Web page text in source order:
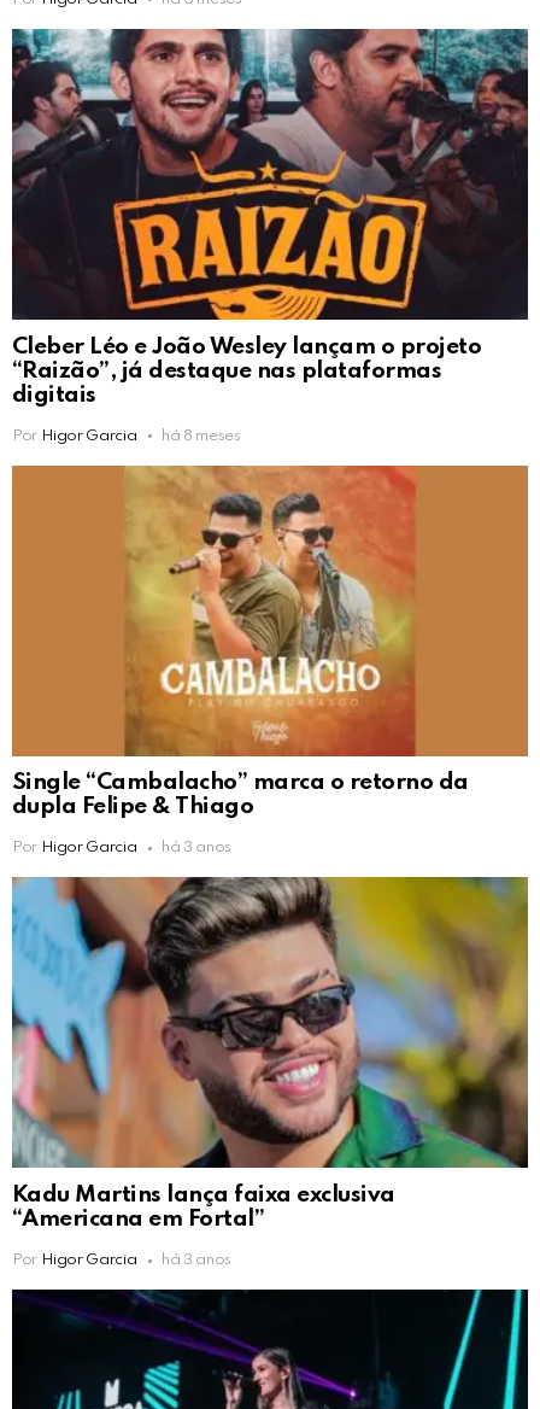
Cleber Léo e João Wesley lançam o projeto
“Raizão”, já destaque nas plataformas
digitais
Por Higor Garcia há 8 meses
Single “Cambalacho” marca o retorno da
dupla Felipe & Thiago
Por Higor Garcia há 3 anos
Kadu Martins lança faixa exclusiva
“Americana em Fortal”
Por Higor Garcia há 3 anos